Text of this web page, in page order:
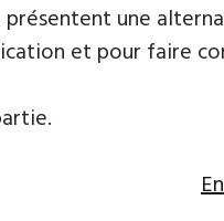
une
et pour faire